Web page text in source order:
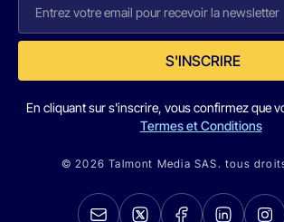
S'INSCRIRE
En cliquant sur s'inscrire, vous confirmez que
Termes et Conditions
© 2026 Talmont Media SAS. tous